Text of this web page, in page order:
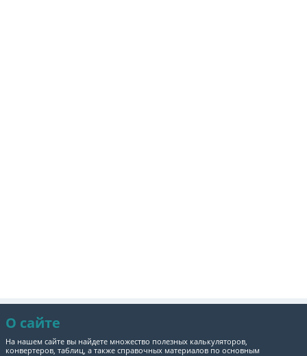
О сайте
На нашем сайте вы найдете множество полезных калькуляторов,
конвертеров, таблиц, а также справочных материалов по основным